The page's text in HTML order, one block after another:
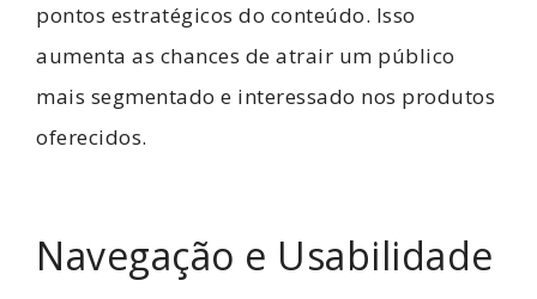
pontos estratégicos do conteúdo. Isso
aumenta as chances de atrair um público
mais segmentado e interessado nos produtos
oferecidos.
Navegação e Usabilidade